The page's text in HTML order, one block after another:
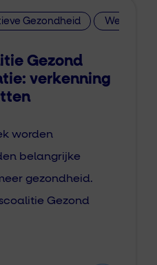
Gezondheid Welzijn op
Gezond
verkenning
worden
belangrijke
gezondheid.
Gezond